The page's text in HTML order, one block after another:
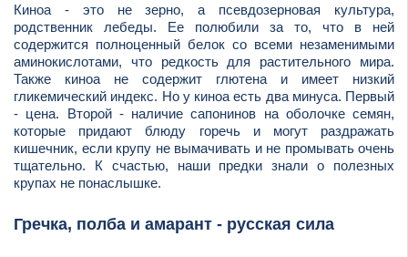
Киноа - это не зерно, а псевдозерновая культура,
родственник лебеды. Ее полюбили за то, что в ней
содержится полноценный белок со всеми незаменимыми
аминокислотами, что редкость для растительного мира.
Также киноа не содержит глютена и имеет низкий
гликемический индекс. Но у киноа есть два минуса. Первый
- цена. Второй - наличие сапонинов на оболочке семян,
которые придают блюду горечь и могут раздражать
кишечник, если крупу не вымачивать и не промывать очень
тщательно. К счастью, наши предки знали о полезных
крупах не понаслышке.
Гречка, полба и амарант - русская сила